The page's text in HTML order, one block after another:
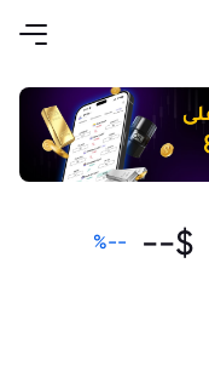
$
--
--
%